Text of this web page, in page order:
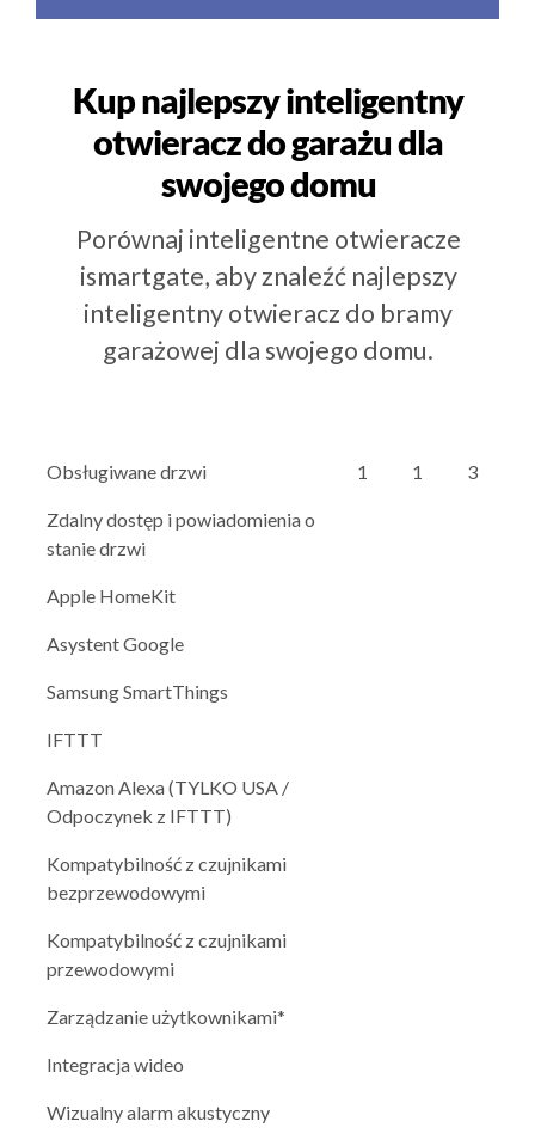
Kup najlepszy inteligentny
otwieracz do garażu dla
swojego domu
Porównaj inteligentne otwieracze
ismartgate, aby znaleźć najlepszy
inteligentny otwieracz do bramy
garażowej dla swojego domu.
Obsługiwane drzwi 1 1 3
Zdalny dostęp i powiadomienia o
stanie drzwi
Apple HomeKit
Asystent Google
Samsung SmartThings
IFTTT
Amazon Alexa (TYLKO USA /
Odpoczynek z IFTTT)
Kompatybilność z czujnikami
bezprzewodowymi
Kompatybilność z czujnikami
przewodowymi
Zarządzanie użytkownikami*
Integracja wideo
Wizualny alarm akustyczny